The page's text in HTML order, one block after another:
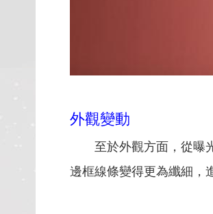
外觀變動
至於外觀方面，從曝光
邊框線條變得更為纖細，